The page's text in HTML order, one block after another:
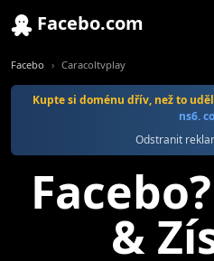
Facebo.com
Facebo Caracoltvplay
Kupte si doménu dřív, než to
ns6.
Odstranit
&